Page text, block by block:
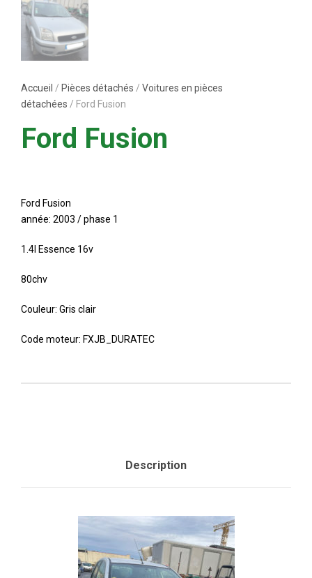
Accueil / Pièces détachés / Voitures en pièces
détachées / Ford Fusion
Ford Fusion
Ford Fusion
année: 2003 / phase 1
1.4l Essence 16v
80chv
Couleur: Gris clair
Code moteur: FXJB_DURATEC
Description